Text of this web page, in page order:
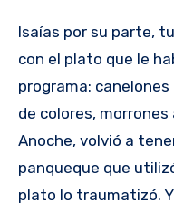
Isaías por su parte,
con el plato que le
programa:
de colores,
Anoche, volvió a
panqueque que
plato lo traumatizó.